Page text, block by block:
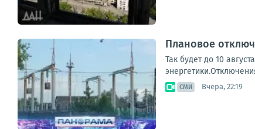
Плановое
Так будет до 10
СМИ Вчера, 22:19